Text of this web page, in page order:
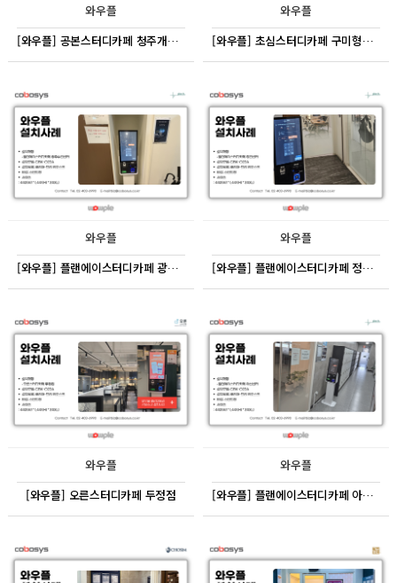
와우플
[와우플] 공본스터디카페 청주개신센터
와우플
[와우플] 초심스터디카페 구미형곡점
와우플
[와우플] 플랜에이스터디카페 광주수완센터
와우플
[와우플] 플랜에이스터디카페 정관센터
와우플
[와우플] 오른스터디카페 두정점
와우플
[와우플] 플랜에이스터디카페 아산센터